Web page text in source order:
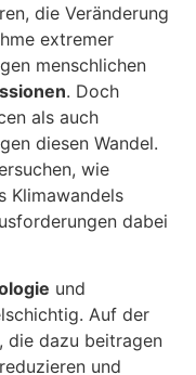
die Veränderung
extremer
menschlichen
. Doch
als auch
diesen Wandel.
wie
Klimawandels
dabei
und
Auf der
die dazu beitragen
und